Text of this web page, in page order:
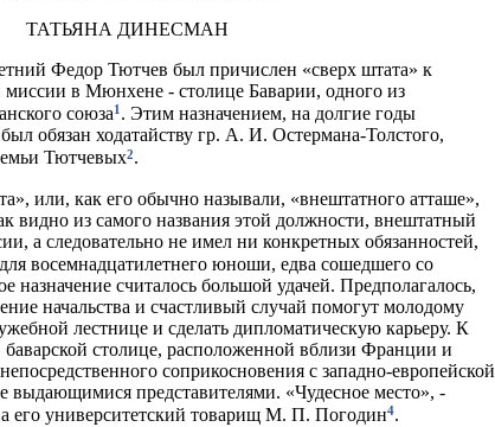
ТАТЬЯНА ДИНЕСМАН
Федор Тютчев был причислен «сверх штата» к
миссии в Мюнхене - столице Баварии, одного из
союза1 . Этим назначением, на долгие годы
обязан ходатайству гр. А. И. Остермана-Толстого,
Тютчевых2.
или, как его обычно называли, «внештатного атташе»,
видно из самого названия этой должности, внештатный
а следовательно не имел ни конкретных обязанностей,
восемнадцатилетнего юноши, едва сошедшего со
назначение считалось большой удачей. Предполагалось,
начальства и счастливый случай помогут молодому
лестнице и сделать дипломатическую карьеру. К
столице, расположенной вблизи Франции и
соприкосновения с западно-европейской
выдающимися представителями. «Чудесное место», -
его университетский товарищ М. П. Погодин4.